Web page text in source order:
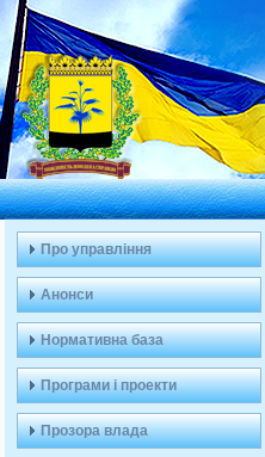
Про управління
Анонси
Нормативна база
Програми і проекти
Прозора влада